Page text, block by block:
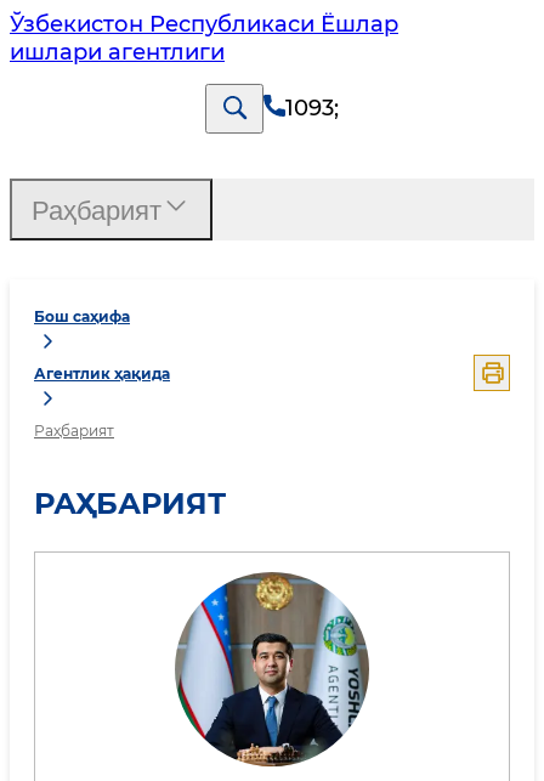
Ўзбекистон Республикаси Ёшлар
ишлари агентлиги
1093;
Бош саҳифа
Агентлик ҳақида
Раҳбарият
РАҲБАРИЯТ
Раҳбарият